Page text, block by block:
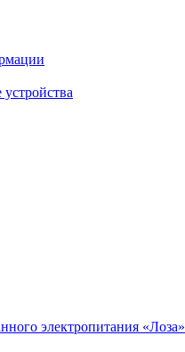
электропитания «Лоза»